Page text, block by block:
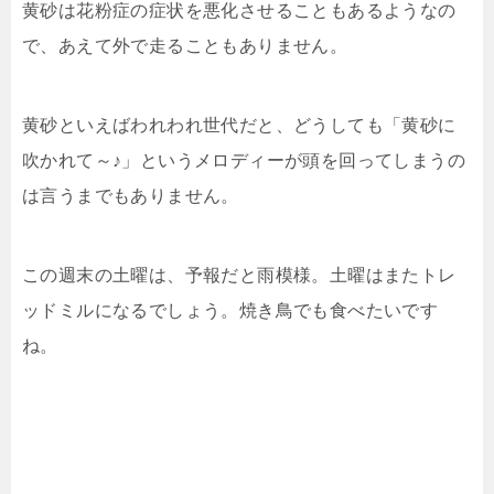
黄砂は花粉症の症状を悪化させることもあるようなの
で、あえて外で走ることもありません。
黄砂といえばわれわれ世代だと、どうしても「黄砂に
吹かれて～♪」というメロディーが頭を回ってしまうの
は言うまでもありません。
この週末の土曜は、予報だと雨模様。土曜はまたトレ
ッドミルになるでしょう。焼き鳥でも食べたいです
ね。